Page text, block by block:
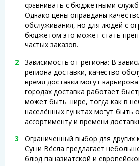
сравнивать с бюджетными
Однако цены оправданы
обслуживания, но для людей с
бюджетом это может стать
частых заказов.
Зависимость от региона: В
региона доставки, качество
время доставки могут
городах доставка работает
может быть шире, тогда как в
населённых пунктах могут быть
ассортименту и времени
Ограниченный выбор для других
Суши Вёсла предлагает
блюд паназиатской и